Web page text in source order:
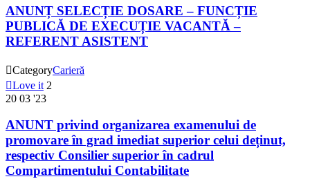
ANUNȚ SELECȚIE DOSARE – FUNCȚIE
PUBLICĂ DE EXECUȚIE VACANTĂ –
REFERENT ASISTENT
CategoryCarieră
Love it 2
20 03 '23
ANUNT privind organizarea examenului de
promovare în grad imediat superior celui deținut,
respectiv Consilier superior în cadrul
Compartimentului Contabilitate